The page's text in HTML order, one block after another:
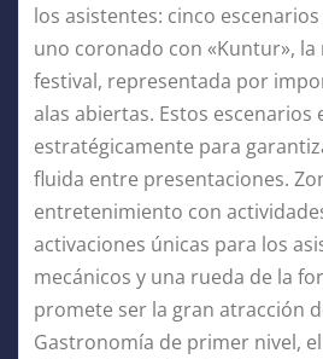
los asistentes: cinco
uno coronado con «Kuntur», la
festival, representada por
alas abiertas. Estos escenarios
estratégicamente para
fluida entre presentaciones.
entretenimiento con
activaciones únicas para los
mecánicos y una rueda de la
promete ser la gran atracción
Gastronomía de primer nivel,